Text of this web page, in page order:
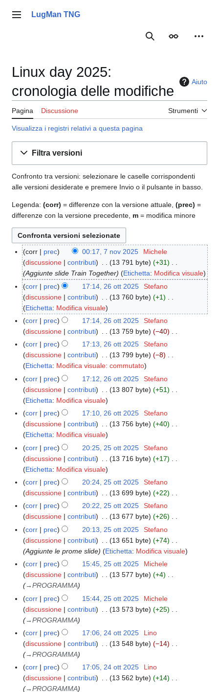
Menu principale
LugMan TNG
RicercaAspetto
Linux day 2025:
cronologia delle modifiche
Aiuto
Pagina Discussione Strumenti
Visualizza i registri relativi a questa pagina
Filtra versioni
Confronto tra versioni: selezionare le caselle corrispondenti
alle versioni desiderate e premere Invio o il pulsante in basso.
Legenda: (corr) = differenze con la versione attuale, (prec) =
differenze con la versione precedente, m = modifica minore
7
v
corr prec 00:17, 7 nov 2025
Michele
discussione
contributi 13 791 byte
+31
Aggiunte slide Train Together
Etichetta: Modifica visuale
2
corr prec 17:14, 26 ott 2025
Stefano
discussione
contributi 13 760 byte
+1
N
e
s
u
n
o
g
g
e
t
t
o
d
e
l
l
a
o
d
i
f
i
c
a
Etichetta: Modifica visuale
corr
prec 17:14, 26 ott 2025
Stefano
discussione
contributi 13 759 byte
−40
N
e
s
u
n
o
g
g
e
t
t
o
d
e
l
l
m
o
d
i
f
i
c
a
corr prec 17:13, 26 ott 2025
Stefano
discussione
contributi 13 799 byte
−8
N
e
s
s
n
o
g
g
e
t
t
o
d
e
l
l
a
o
d
i
f
i
c
a
Etichetta: Modifica visuale: commutato
corr
prec 17:12, 26 ott 2025
Stefano
discussione
contributi 13 807 byte
+51
N
e
s
s
n
o
g
g
e
t
t
o
d
e
l
l
a
o
d
i
f
i
c
a
Etichetta: Modifica visuale
corr
prec 17:10, 26 ott 2025
Stefano
discussione
contributi 13 756 byte
+40
N
e
s
s
n
o
g
g
e
t
t
o
d
e
l
l
a
o
d
i
f
i
Etichetta: Modifica visuale
2
corr prec 20:25, 25 ott 2025
Stefano
discussione
contributi 13 716 byte
+17
N
e
s
u
n
o
g
g
e
t
t
o
d
e
l
l
a
o
d
Etichetta: Modifica visuale
corr
prec 20:24, 25 ott 2025
Stefano
discussione
contributi 13 699 byte
+22
N
e
s
u
n
o
g
g
e
t
t
o
d
e
l
l
a
corr prec 20:22, 25 ott 2025
Stefano
discussione
contributi 13 677 byte
+26
N
e
s
u
n
o
g
g
e
t
t
o
d
e
l
corr prec 20:13, 25 ott 2025
Stefano
discussione
contributi 13 651 byte
+74
Aggiunte le prome slide
Etichetta: Modifica visuale
corr
prec 15:45, 25 ott 2025
Michele
discussione
contributi 13 577 byte
+4
→PROGRAMMA
corr
prec 15:44, 25 ott 2025
Michele
discussione
contributi 13 573 byte
+25
→PROGRAMMA
2
corr prec 17:06, 24 ott 2025
Lino
discussione
contributi 13 548 byte
−14
→PROGRAMMA
corr
prec 17:05, 24 ott 2025
Lino
discussione
contributi 13 562 byte
+14
→PROGRAMMA